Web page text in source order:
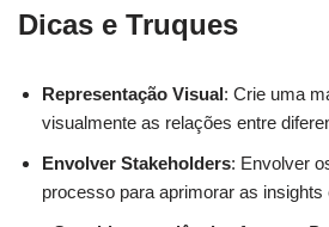
Dicas e Truques
Representação Visual: Crie uma
visualmente as relações entre
Envolver Stakeholders: Envolver
processo para aprimorar as insights